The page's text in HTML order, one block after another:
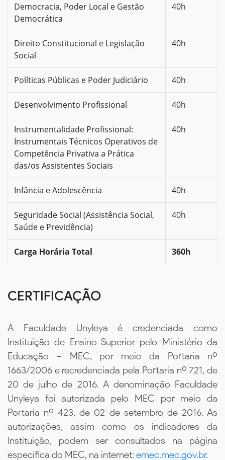
Democracia, Poder Local e Gestão
Democrática
40h
Direito Constitucional e Legislação
Social
40h
Políticas Públicas e Poder Judiciário 40h
Desenvolvimento Profissional 40h
Instrumentalidade Profissional:
Instrumentais Técnicos Operativos de
Competência Privativa a Prática
das/os Assistentes Sociais
40h
Infância e Adolescência 40h
Seguridade Social (Assistência Social,
Saúde e Previdência)
40h
Carga Horária Total 360h
CERTIFICAÇÃO
A Faculdade Unyleya é credenciada como
Instituição de Ensino Superior pelo Ministério da
Educação – MEC, por meio da Portaria nº
1663/2006 e recredenciada pela Portaria nº 721, de
20 de julho de 2016. A denominação Faculdade
Unyleya foi autorizada pelo MEC por meio da
Portaria nº 423, de 02 de setembro de 2016. As
autorizações, assim como os indicadores da
Instituição, podem ser consultados na página
específica do MEC, na internet: emec.mec.gov.br.